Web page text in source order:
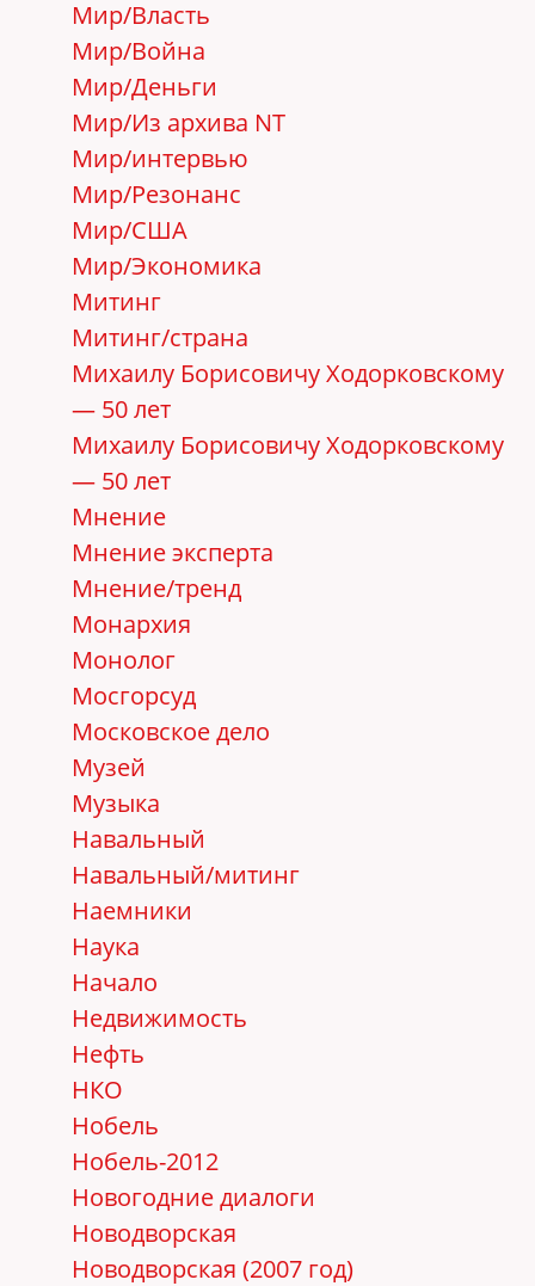
Мир/Власть
Мир/Война
Мир/Деньги
Мир/Из архива NT
Мир/интервью
Мир/Резонанс
Мир/США
Мир/Экономика
Митинг
Митинг/страна
Михаилу Борисовичу Ходорковскому
— 50 лет
Михаилу Борисовичу Ходорковскому
— 50 лет
Мнение
Мнение эксперта
Мнение/тренд
Монархия
Монолог
Мосгорсуд
Московское дело
Музей
Музыка
Навальный
Навальный/митинг
Наемники
Наука
Начало
Недвижимость
Нефть
НКО
Нобель
Нобель-2012
Новогодние диалоги
Новодворская
Новодворская (2007 год)